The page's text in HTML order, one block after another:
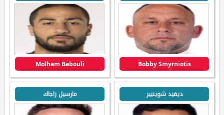
Bobby Smyrniotis
Molham Babouli
ديفيد شوينيير مارسيل زاجاك